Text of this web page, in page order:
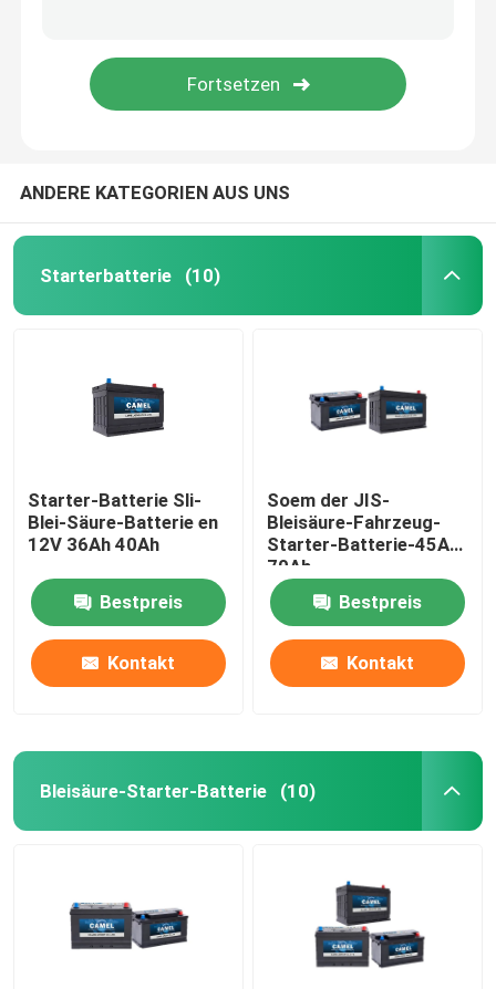
ANDERE KATEGORIEN AUS UNS
Starterbatterie (10)
Starter-Batterie Sli-
Blei-Säure-Batterie en
12V 36Ah 40Ah
Bestpreis
Kontakt
Soem der JIS-
Bleisäure-Fahrzeug-
Starter-Batterie-45Ah
70Ah
Bestpreis
Kontakt
Bleisäure-Starter-Batterie (10)